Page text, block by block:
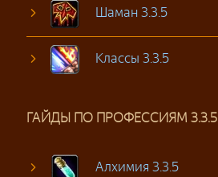
Шаман 3.3.5
Классы 3.3.5
ГАЙДЫ ПО ПРОФЕССИЯМ 3.3.5
Алхимия 3.3.5